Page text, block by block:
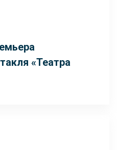
«Театра